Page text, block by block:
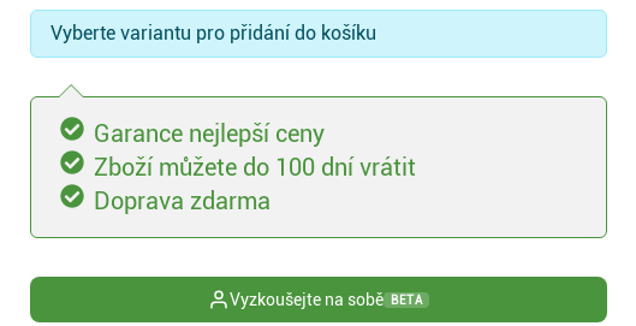
Vyberte variantu pro přidání do košíku
Garance nejlepší ceny
Zboží můžete do 100 dní vrátit
Doprava zdarma
Vyzkoušejte na sobě BETA